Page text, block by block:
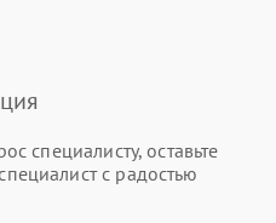
специалисту, оставьте
с радостью